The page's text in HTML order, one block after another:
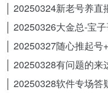
│ 20250324新老号养
│ 20250326大金总-宝
│ 20250327随心推起
│ 20250328有问题的
│ 20250328软件专场答